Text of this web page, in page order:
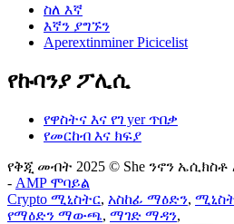
ስለ እኛ
እኛን ያግኙን
Aperextinminer Picicelist
የኩባንያ ፖሊሲ
የዋስትና እና የገ yer ጥበቃ
የመርከብ እና ክፍያ
የቅጂ መብት 2025 © She ንኖን ኤሲክስቶ
- AMP ሞባይል
Crypto ሚኒስትር, አስከፊ ማዕድን,
የማዕድን ማውጫ, ማገድ ማዳን,